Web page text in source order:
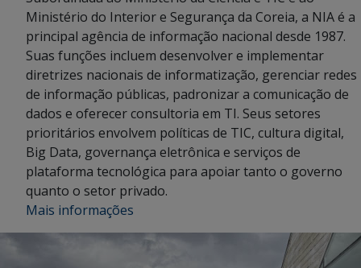
Ministério do Interior e Segurança da Coreia, a NIA é a
principal agência de informação nacional desde 1987.
Suas funções incluem desenvolver e implementar
diretrizes nacionais de informatização, gerenciar redes
de informação públicas, padronizar a comunicação de
dados e oferecer consultoria em TI. Seus setores
prioritários envolvem políticas de TIC, cultura digital,
Big Data, governança eletrônica e serviços de
plataforma tecnológica para apoiar tanto o governo
quanto o setor privado.
Mais informações